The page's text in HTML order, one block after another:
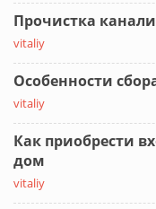
Прочистка
vitaliy
Особенности
vitaliy
Как приобрести
дом
vitaliy